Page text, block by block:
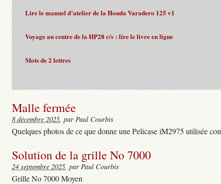
Lire le manuel d’atelier de la Honda Varadero 125 v1
Voyage au centre de la HP28 c/s : lire le livre en ligne
Mots de 2 lettres
Malle fermée
8 décembre 2025, par Paul Courbis
Quelques photos de ce que donne une Pelicase iM2975 utilisée
Solution de la grille No 7000
24 septembre 2025, par Paul Courbis
Grille No 7000 Moyen